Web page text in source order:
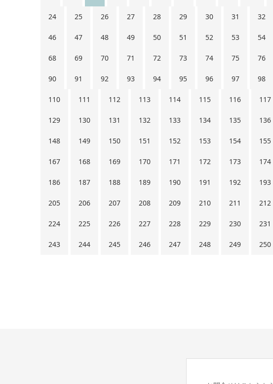
24 25 26 27 28 29 30 31 32
46 47 48 49 50 51 52 53 54
68 69 70 71 72 73 74 75 76
90 91 92 93 94 95 96 97 98
110 111 112 113 114 115 116 117
129 130 131 132 133 134 135 136
148 149 150 151 152 153 154 155
167 168 169 170 171 172 173 174
186 187 188 189 190 191 192 193
205 206 207 208 209 210 211 212
224 225 226 227 228 229 230 231
243 244 245 246 247 248 249 250